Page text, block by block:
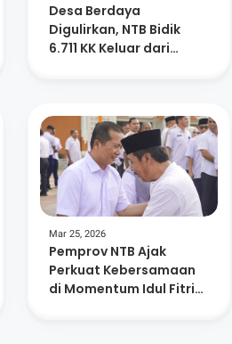
Desa Berdaya
Digulirkan, NTB Bidik
6.711 KK Keluar dari
Mar 25, 2026
Pemprov NTB Ajak
Perkuat Kebersamaan
di Momentum Idul Fitri